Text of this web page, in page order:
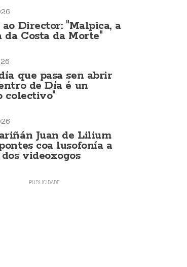
Director: "Malpica, a
da Costa da Morte"
que pasa sen abrir
de Día é un
colectivo"
Juan de Lilium
coa lusofonía a
videoxogos